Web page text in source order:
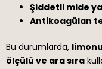
Şiddetli mide
Antikoagülan
Bu durumlarda,
ölçülü ve ara sıra